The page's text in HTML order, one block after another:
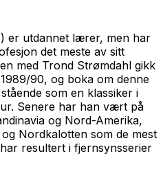
er utdannet lærer, men har
det meste av sitt
med Trond Strømdahl gikk
90, og boka om denne
som en klassiker i
Senere har han vært på
og Nord-Amerika,
Nordkalotten som de mest
resultert i fjernsynsserier